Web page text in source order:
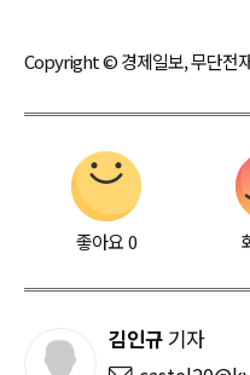
Copyright © 경제일보, 무단전
좋아요0
김인규 기자